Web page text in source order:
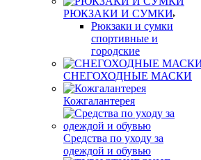
РЮКЗАКИ И СУМКИ
Рюкзаки и сумки
спортивные и
городские
СНЕГОХОДНЫЕ МАСКИ
Кожгалантерея
Средства по уходу за
одеждой и обувью